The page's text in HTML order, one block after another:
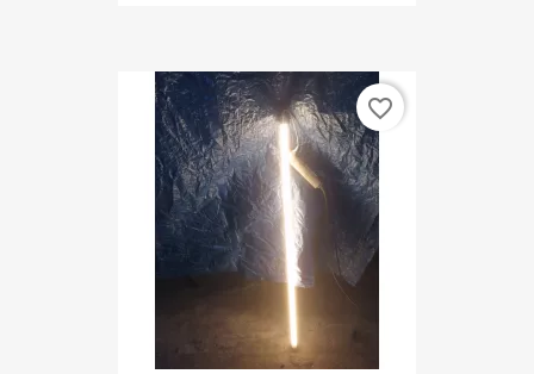
favorite_border